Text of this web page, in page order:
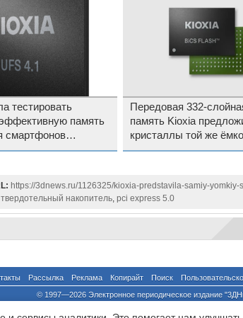
тестировать
память
смартфонов
Передовая 332-
память Kioxia
кристаллы той же
218-слойная
https://3dnews.ru/1126325/kioxia-predstavila-samiy-
твердотельный накопитель, pci express 5.0
Рассылка Реклама Копирайт Поиск
© 1997—2026 Электронное периодическое издание